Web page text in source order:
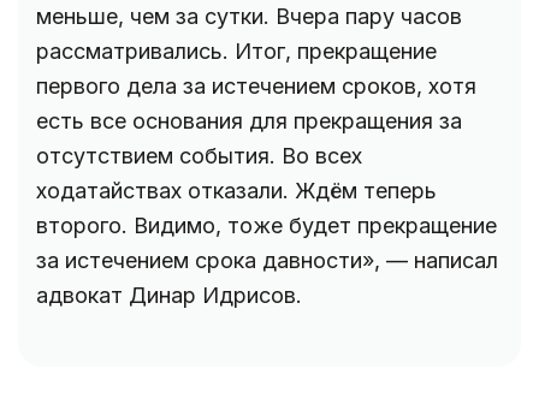
меньше, чем за сутки. Вчера пару часов
рассматривались. Итог, прекращение
первого дела за истечением сроков, хотя
есть все основания для прекращения за
отсутствием события. Во всех
ходатайствах отказали. Ждём теперь
второго. Видимо, тоже будет прекращение
за истечением срока давности», — написал
адвокат Динар Идрисов.